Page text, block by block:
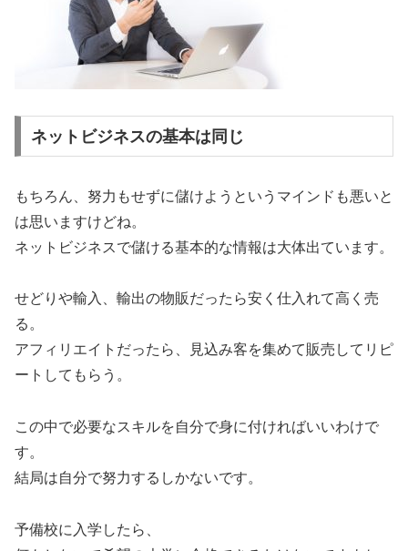
ネットビジネスの基本は同じ
もちろん、努力もせずに儲けようというマインドも悪いと
は思いますけどね。
ネットビジネスで儲ける基本的な情報は大体出ています。
せどりや輸入、輸出の物販だったら安く仕入れて高く売
る。
アフィリエイトだったら、見込み客を集めて販売してリピ
ートしてもらう。
この中で必要なスキルを自分で身に付ければいいわけで
す。
結局は自分で努力するしかないです。
予備校に入学したら、